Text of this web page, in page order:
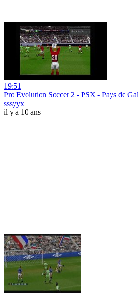
19:51
Pro Evolution Soccer 2 - PSX - Pays de
sssyyx
il y a 10 ans